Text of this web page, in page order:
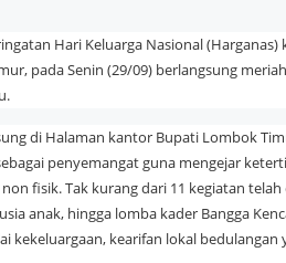
Hari Keluarga Nasional (Harganas)
pada Senin (29/09) berlangsung
di Halaman kantor Bupati Lombok
penyemangat guna mengejar
fisik. Tak kurang dari 11 kegiatan
anak, hingga lomba kader Bangga
kekeluargaan, kearifan lokal